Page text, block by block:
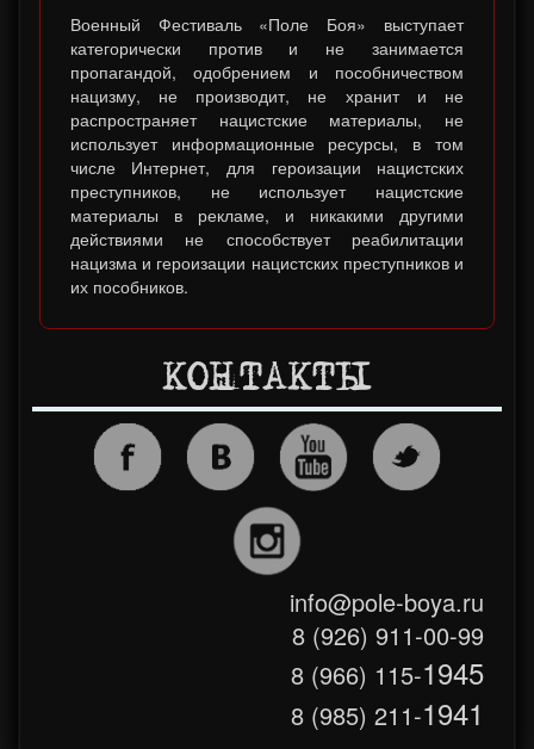
Военный Фестиваль «Поле Боя» выступает
категорически против и не занимается
пропагандой, одобрением и пособничеством
нацизму, не производит, не хранит и не
распространяет нацистские материалы, не
использует информационные ресурсы, в том
числе Интернет, для героизации нацистских
преступников, не использует нацистские
материалы в рекламе, и никакими другими
действиями не способствует реабилитации
нацизма и героизации нацистских преступников и
их пособников.
КОНТАКТЫ
info@pole-boya.ru
8 (926) 911-00-99
8 (966) 115-1945
8 (985) 211-1941